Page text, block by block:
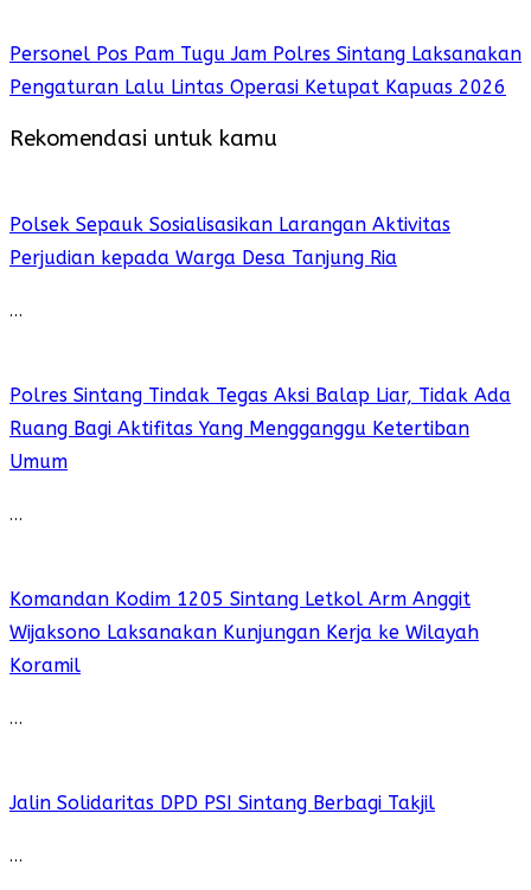
Personel Pos Pam Tugu Jam Polres Sintang Laksanakan
Pengaturan Lalu Lintas Operasi Ketupat Kapuas 2026
Rekomendasi untuk kamu
Polsek Sepauk Sosialisasikan Larangan Aktivitas
Perjudian kepada Warga Desa Tanjung Ria
…
Polres Sintang Tindak Tegas Aksi Balap Liar, Tidak Ada
Ruang Bagi Aktifitas Yang Mengganggu Ketertiban
Umum
…
Komandan Kodim 1205 Sintang Letkol Arm Anggit
Wijaksono Laksanakan Kunjungan Kerja ke Wilayah
Koramil
…
Jalin Solidaritas DPD PSI Sintang Berbagi Takjil
…